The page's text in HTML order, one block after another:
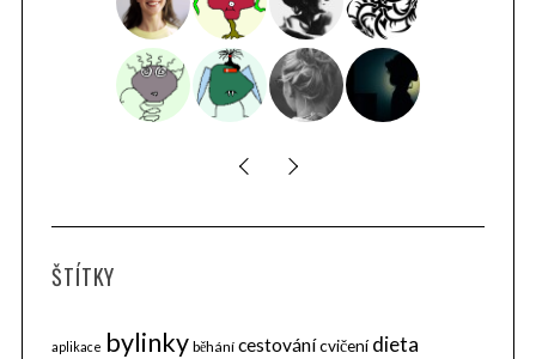
ŠTÍTKY
aplikace bylinky běhání cestovánícvičení dieta